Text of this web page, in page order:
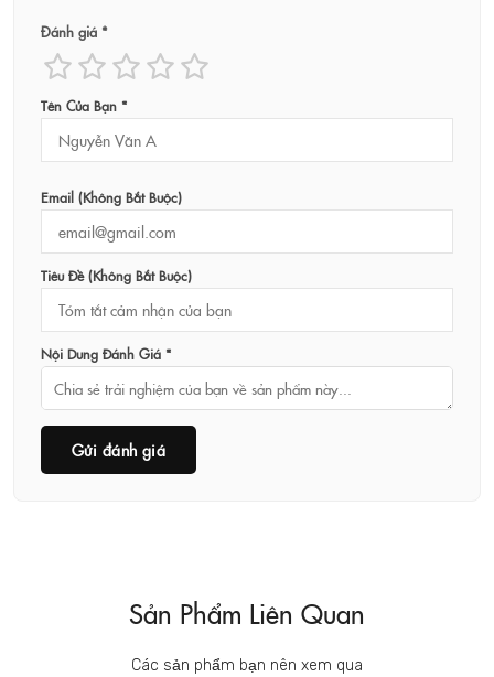
Đánh giá *
Tên Của Bạn *
Email (không Bắt Buộc)
Tiêu Đề (không Bắt Buộc)
Nội Dung Đánh Giá *
Gửi đánh giá
Sản Phẩm Liên Quan
Các sản phẩm bạn nên xem qua